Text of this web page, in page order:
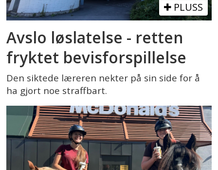
PLUSS
Avslo løslatelse - retten
fryktet bevisforspillelse
Den siktede læreren nekter på sin side for å
ha gjort noe straffbart.